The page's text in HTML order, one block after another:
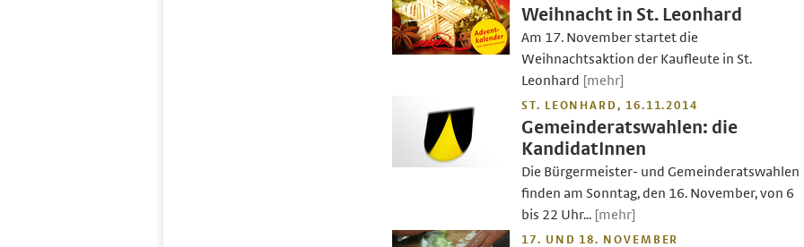
Weihnacht in St. Leonhard
Am 17. November startet die
Weihnachtsaktion der Kaufleute in St.
Leonhard [mehr]
ST. LEONHARD, 16.11.2014
Gemeinderatswahlen: die
KandidatInnen
Die Bürgermeister- und Gemeinderatswahlen
finden am Sonntag, den 16. November, von 6
bis 22 Uhr... [mehr]
17. UND 18. NOVEMBER